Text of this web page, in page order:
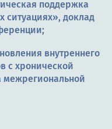
поддержка
ситуациях», доклад
внутреннего
с хронической
межрегиональной